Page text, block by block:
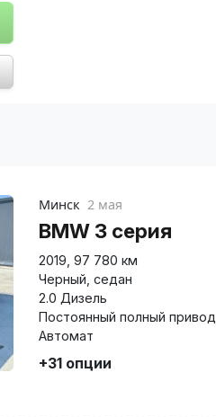
Минск 2 мая
BMW 3 серия
2019 97 780 км
Черный седан
2.0 Дизель
Постоянный полный привод
Автомат
+31 опции